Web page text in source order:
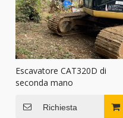
Escavatore CAT320D di
seconda mano
Richiesta